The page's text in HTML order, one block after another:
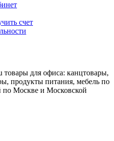
счет
товары для офиса: канцтовары,
продукты питания, мебель по
по Москве и Московской